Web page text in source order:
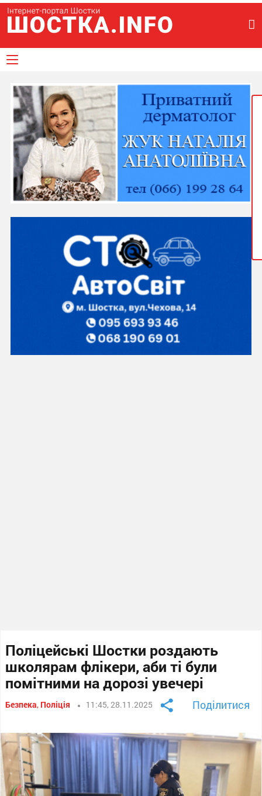
Поліцейські Шостки роздають
школярам флікери, аби ті були
помітними на дорозі увечері
Безпека, Поліція 11:45, 28.11.2025 Поділитися